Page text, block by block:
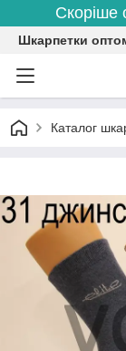
Скоріше
Шкарпетки
Каталог